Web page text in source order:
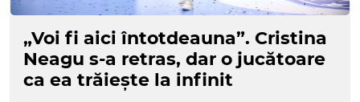
„Voi fi aici întotdeauna”. Cristina
Neagu s-a retras, dar o jucătoare
ca ea trăiește la infinit